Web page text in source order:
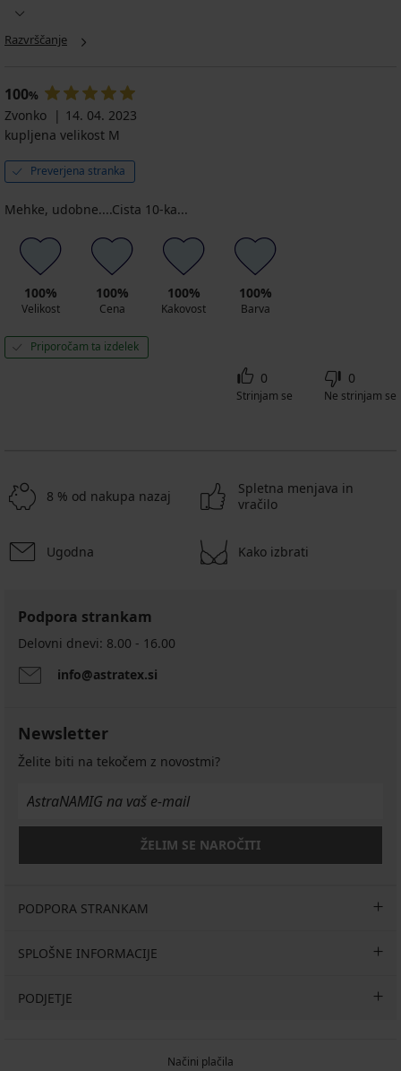
Razvrščanje
100%
Zvonko
14. 04. 2023
kupljena velikost M
Preverjena stranka
Mehke, udobne....Cista 10-ka...
100%
Velikost
100%
Cena
100%
Kakovost
100%
Barva
Priporočam ta izdelek
0
Strinjam se
0
Ne strinjam se
8 % od nakupa nazaj
Spletna menjava in
vračilo
Ugodna Kako izbrati
Podpora strankam
Delovni dnevi: 8.00 - 16.00
info@astratex.si
Newsletter
Želite biti na tekočem z novostmi?
ŽELIM SE NAROČITI
PODPORA STRANKAM
SPLOŠNE INFORMACIJE
PODJETJE
Načini plačila